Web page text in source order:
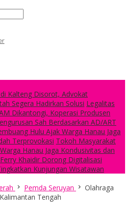
Kalteng Disorot, Advokat
Segera Hadirkan Solusi Legalitas
Dikantongi, Koperasi Produsen
Sah Berdasarkan AD/ART
Hulu Ajak Warga Hanau Jaga
Terprovokasi Tokoh Masyarakat
Hanau Jaga Kondusivitas dan
Ferry Khaidir Dorong Digitalisasi
Kunjungan Wisatawan
Pemda Seruyan
Olahraga
Tengah